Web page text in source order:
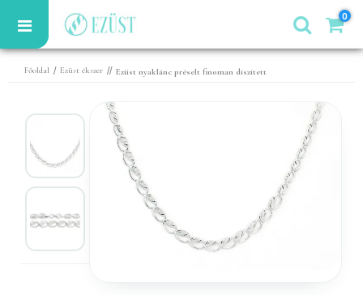
0
Főoldal / Ezüst ékszer // Ezüst nyaklánc préselt finoman díszített